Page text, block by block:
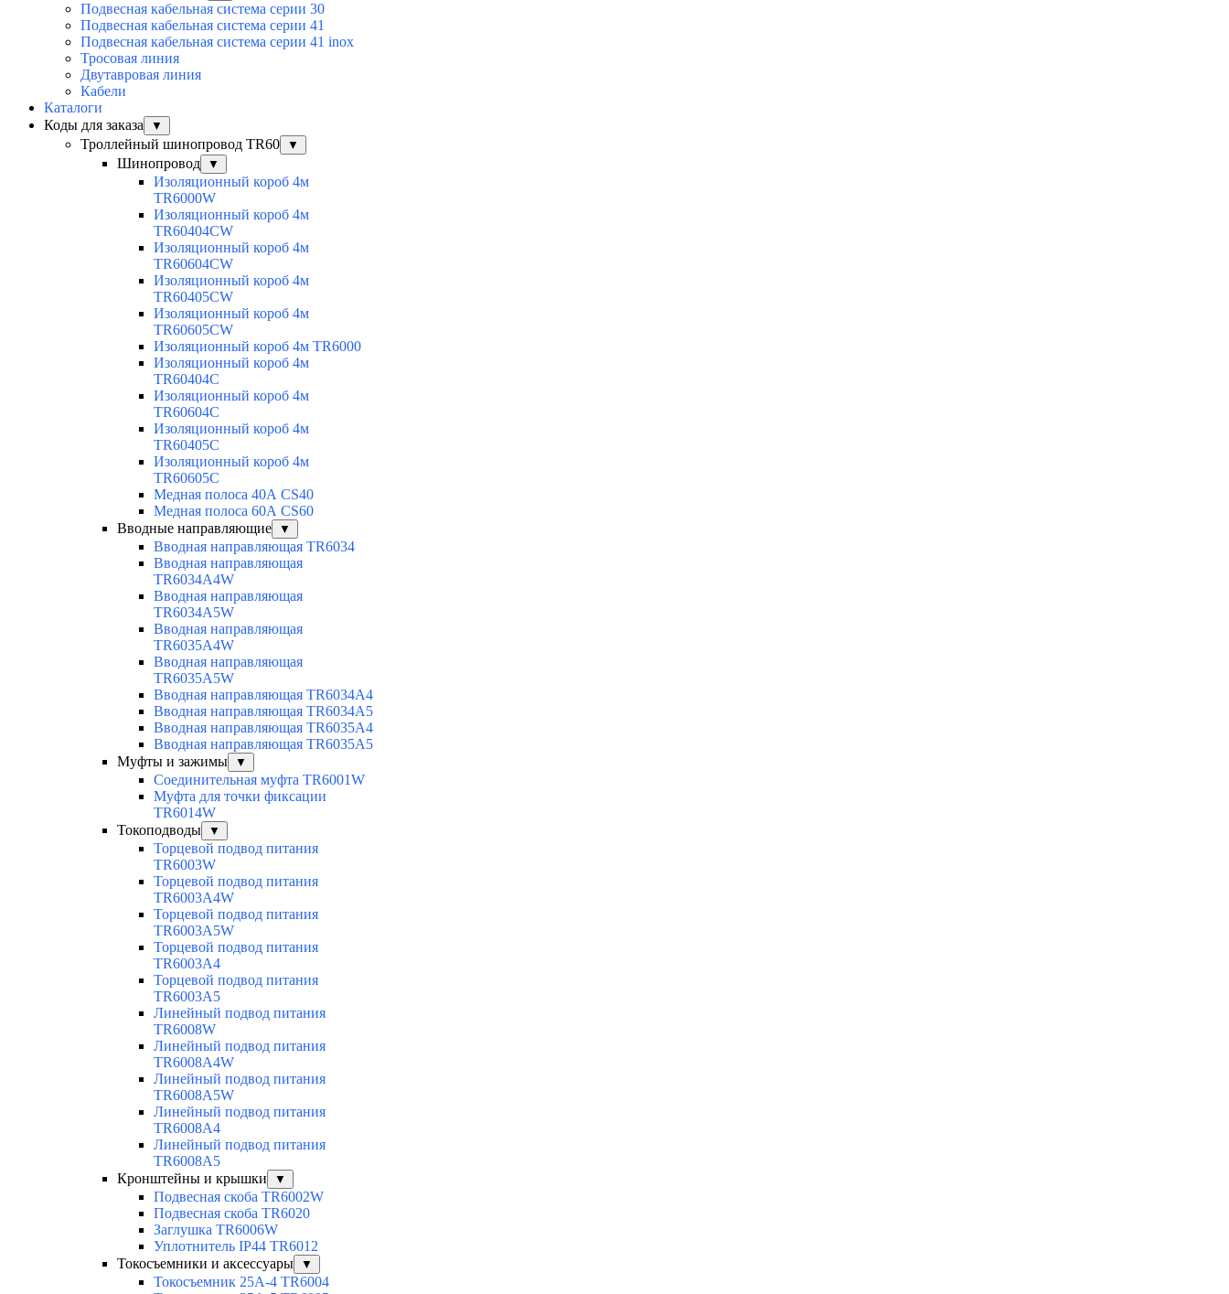
Подвесная кабельная система серии 30
Подвесная кабельная система серии 41
Подвесная кабельная система серии 41 inox
Тросовая линия
Двутавровая линия
Кабели
Каталоги
Коды для заказа
▼
Троллейный шинопровод TR60 ▼
Шинопровод ▼
Изоляционный короб 4м
TR6000W
Изоляционный короб 4м
TR60404CW
Изоляционный короб 4м
TR60604CW
Изоляционный короб 4м
TR60405CW
Изоляционный короб 4м
TR60605CW
Изоляционный короб 4м TR6000
Изоляционный короб 4м
TR60404C
Изоляционный короб 4м
TR60604C
Изоляционный короб 4м
TR60405C
Изоляционный короб 4м
TR60605C
Медная полоса 40А CS40
Медная полоса 60А CS60
Вводные направляющие
▼
Вводная направляющая TR6034
Вводная направляющая
TR6034A4W
Вводная направляющая
TR6034A5W
Вводная направляющая
TR6035A4W
Вводная направляющая
TR6035A5W
Вводная направляющая TR6034A4
Вводная направляющая TR6034A5
Вводная направляющая TR6035A4
Вводная направляющая TR6035A5
Муфты и зажимы
▼
Соединительная муфта TR6001W
Муфта для точки фиксации
TR6014W
Токоподводы
▼
Торцевой подвод питания
TR6003W
Торцевой подвод питания
TR6003A4W
Торцевой подвод питания
TR6003A5W
Торцевой подвод питания
TR6003A4
Торцевой подвод питания
TR6003A5
Линейный подвод питания
TR6008W
Линейный подвод питания
TR6008A4W
Линейный подвод питания
TR6008A5W
Линейный подвод питания
TR6008A4
Линейный подвод питания
TR6008A5
Кронштейны и крышки
▼
Подвесная скоба TR6002W
Подвесная скоба TR6020
Заглушка TR6006W
Уплотнитель IP44 TR6012
Токосъемники и аксессуары
▼
Токосъемник 25А-4 TR6004